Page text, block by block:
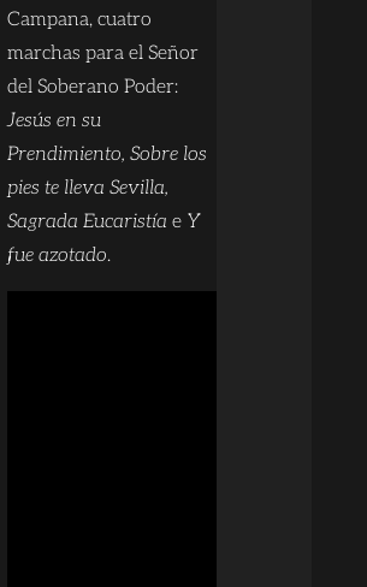
Campana, cuatro
marchas para el Señor
del Soberano Poder:
Jesús en su
Prendimiento, Sobre los
pies te lleva Sevilla,
Sagrada Eucaristía e Y
fue azotado.